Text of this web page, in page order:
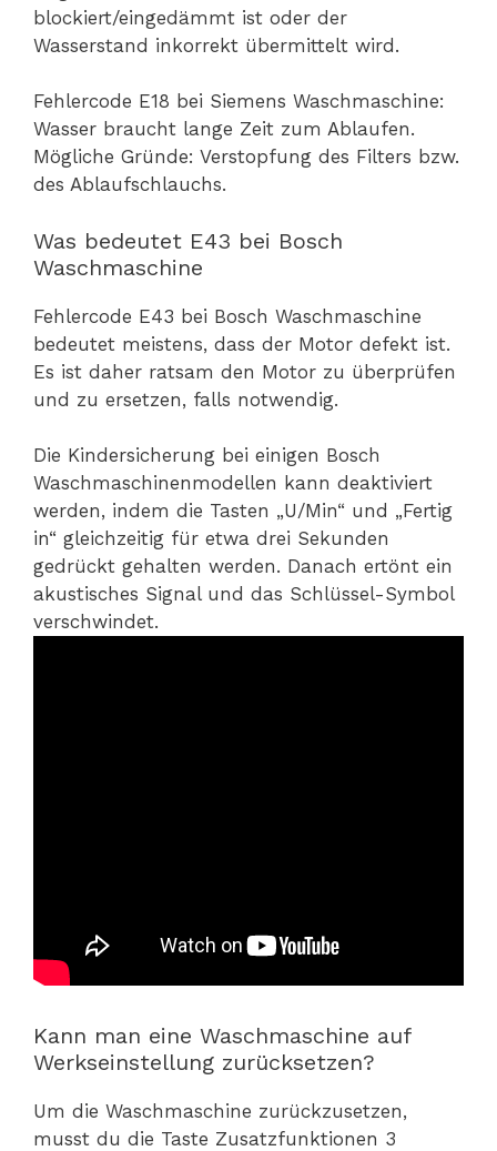
blockiert/eingedämmt ist oder der
Wasserstand inkorrekt übermittelt wird.
Fehlercode E18 bei Siemens Waschmaschine:
Wasser braucht lange Zeit zum Ablaufen.
Mögliche Gründe: Verstopfung des Filters bzw.
des Ablaufschlauchs.
Was bedeutet E43 bei Bosch
Waschmaschine
Fehlercode E43 bei Bosch Waschmaschine
bedeutet meistens, dass der Motor defekt ist.
Es ist daher ratsam den Motor zu überprüfen
und zu ersetzen, falls notwendig.
Die Kindersicherung bei einigen Bosch
Waschmaschinenmodellen kann deaktiviert
werden, indem die Tasten „U/Min“ und „Fertig
in“ gleichzeitig für etwa drei Sekunden
gedrückt gehalten werden. Danach ertönt ein
akustisches Signal und das Schlüssel-Symbol
verschwindet.
Kann man eine Waschmaschine auf
Werkseinstellung zurücksetzen?
Um die Waschmaschine zurückzusetzen,
musst du die Taste Zusatzfunktionen 3